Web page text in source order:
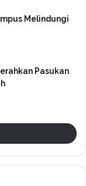
Melindungi
Pasukan